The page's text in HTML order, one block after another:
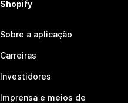
Shopify
Sobre a aplicação
Carreiras
Investidores
Imprensa e meios de